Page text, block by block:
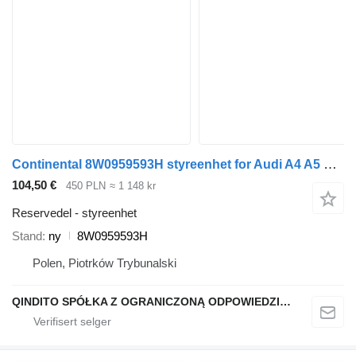
Continental 8W0959593H styreenhet for Audi A4 A5 Q7 bil
104,50 € 450 PLN ≈ 1 148 kr
Reservedel - styreenhet
Stand ny
8W0959593H
Polen, Piotrków Trybunalski
QINDITO SPÓŁKA Z OGRANICZONĄ ODPOWIEDZIALNOŚCIĄ